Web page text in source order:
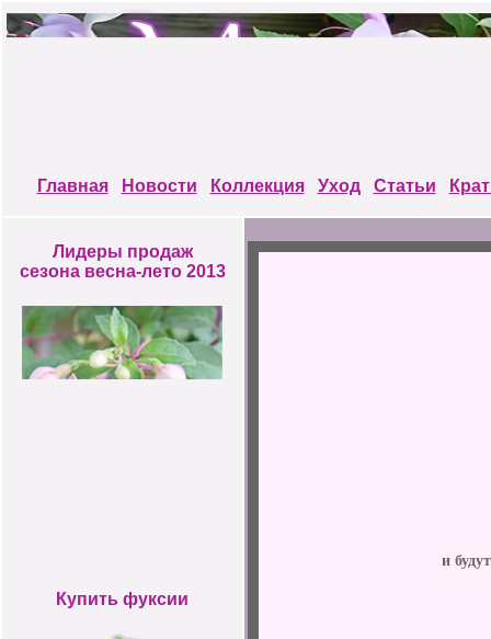
Главная Новости Коллекция Уход Статьи
Лидеры продаж
сезона весна-лето 2013
Купить фуксии
и